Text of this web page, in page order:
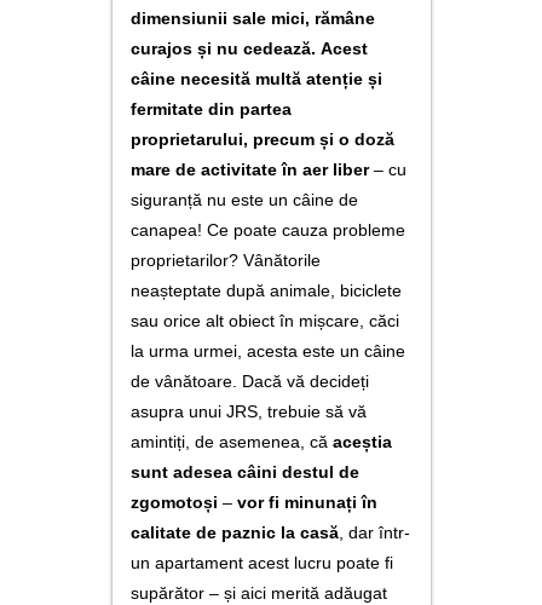
dimensiunii sale mici, rămâne
curajos și nu cedează. Acest
câine necesită multă atenție și
fermitate din partea
proprietarului, precum și o doză
mare de activitate în aer liber– cu
siguranță nu este un câine de
canapea! Ce poate cauza probleme
proprietarilor? Vânătorile
neașteptate după animale, biciclete
sau orice alt obiect în mișcare, căci
la urma urmei, acesta este un câine
de vânătoare. Dacă vă decideți
asupra unui JRS, trebuie să vă
amintiți, de asemenea, că aceștia
sunt adesea câini destul de
zgomotoși – vor fi minunați în
calitate de paznic la casă, dar într-
un apartament acest lucru poate fi
supărător – și aici merită adăugat